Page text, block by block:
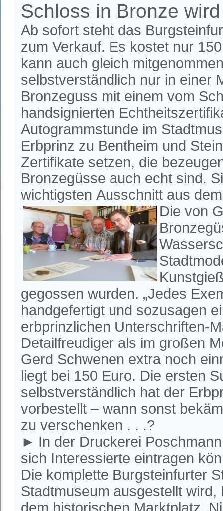
Schloss in Bronze
Ab sofort steht das
zum Verkauf. Es kostet nur
kann auch gleich
selbstverständlich nur in einer
Bronzeguss mit einem vom
handsignierten
Autogrammstunde im
Erbprinz zu Bentheim und
Zertifikate setzen, die
Bronzegüsse auch echt sind.
wichtigsten Ausschnitt aus
Die von
gegossen wurden. „Jedes
handgefertigt und sozusagen
erbprinzlichen Unterschriften-
Detailfreudiger als im großen
Gerd Schwenen extra noch
liegt bei 150 Euro. Die ersten
selbstverständlich hat der
vorbestellt – wann sonst
zu verschenken . . .?
► In der Druckerei
sich Interessierte eintragen
Die komplette Burgsteinfurter
Stadtmuseum ausgestellt
dem historischen Marktplatz.